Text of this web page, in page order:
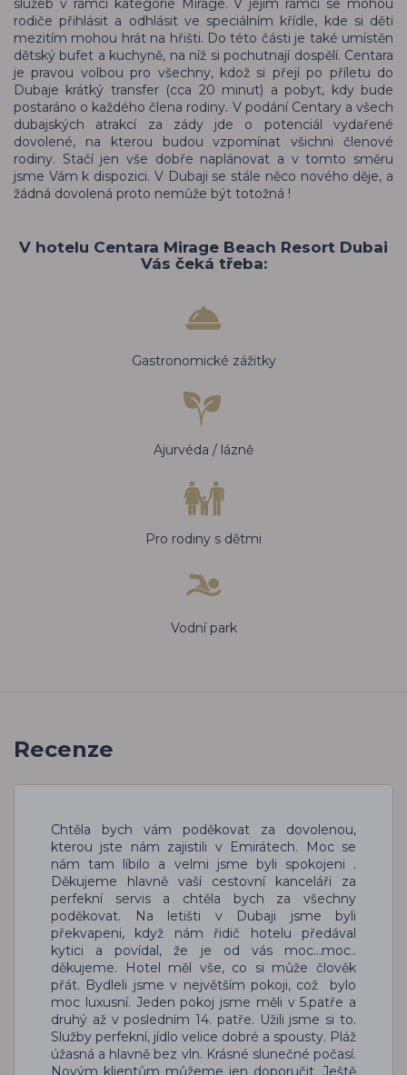
služeb v rámci kategorie Mirage. V jejím rámci se mohou
rodiče přihlásit a odhlásit ve speciálním křídle, kde si děti
mezitím mohou hrát na hřišti. Do této části je také umístěn
dětský bufet a kuchyně, na níž si pochutnají dospělí. Centara
je pravou volbou pro všechny, kdož si přejí po příletu do
Dubaje krátký transfer (cca 20 minut) a pobyt, kdy bude
postaráno o každého člena rodiny. V podání Centary a všech
dubajských atrakcí za zády jde o potenciál vydařené
dovolené, na kterou budou vzpomínat všichni členové
rodiny. Stačí jen vše dobře naplánovat a v tomto směru
jsme Vám k dispozici. V Dubaji se stále něco nového děje, a
žádná dovolená proto nemůže být totožná !
V hotelu Centara Mirage Beach Resort Dubai
Vás čeká třeba:
Gastronomické zážitky
Ajurvéda / lázně
Pro rodiny s dětmi
Vodní park
Recenze
Chtěla bych vám poděkovat za dovolenou,
kterou jste nám zajistili v Emirátech. Moc se
nám tam líbilo a velmi jsme byli spokojeni .
Děkujeme hlavně vaší cestovní kanceláři za
perfekní servis a chtěla bych za všechny
poděkovat. Na letišti v Dubaji jsme byli
překvapeni, když nám řidič hotelu předával
kytici a povídal, že je od vás moc...moc..
děkujeme. Hotel měl vše, co si může člověk
přát. Bydleli jsme v největším pokoji, což bylo
moc luxusní. Jeden pokoj jsme měli v 5.patře a
druhý až v posledním 14. patře. Užili jsme si to.
Služby perfekní, jídlo velice dobré a spousty. Pláž
úžasná a hlavně bez vln. Krásné slunečné počasí.
Novým klientům můžeme jen doporučit. Ještě